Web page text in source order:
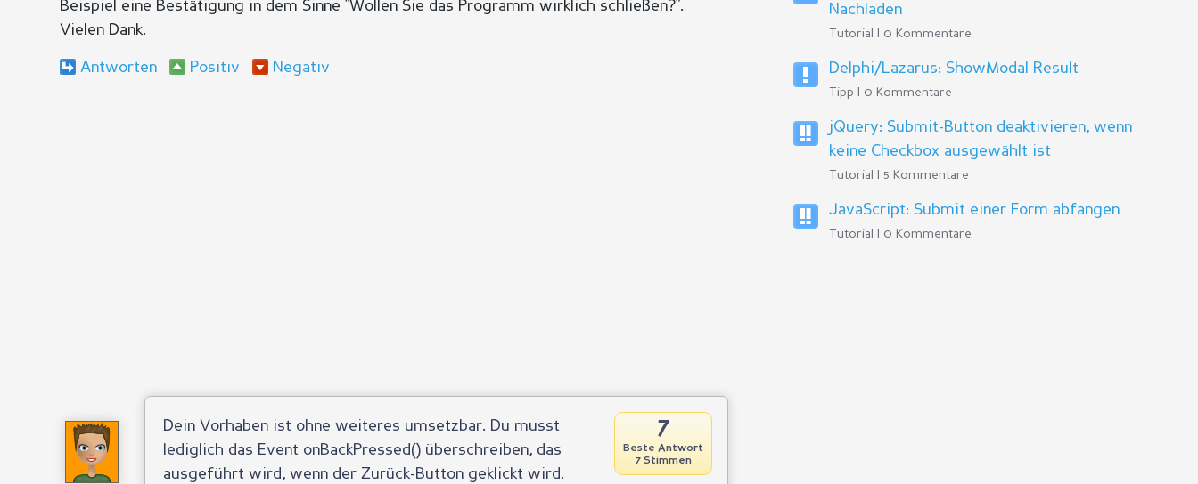
Beispiel eine Bestätigung in dem Sinne "Wollen Sie das Programm wirklich schließen?".
Vielen Dank.
Antworten Positiv Negativ
7
Beste Antwort
7 Stimmen
Dein Vorhaben ist ohne weiteres umsetzbar. Du musst
lediglich das Event onBackPressed() überschreiben, das
ausgeführt wird, wenn der Zurück-Button geklickt wird.
Nachladen
Tutorial | 0 Kommentare
Delphi/Lazarus: ShowModal Result
Tipp | 0 Kommentare
jQuery: Submit-Button deaktivieren, wenn
keine Checkbox ausgewählt ist
Tutorial | 5 Kommentare
JavaScript: Submit einer Form abfangen
Tutorial | 0 Kommentare